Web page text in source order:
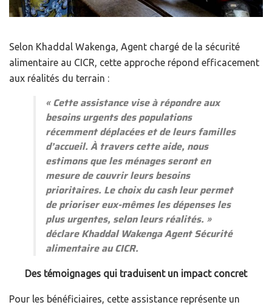
Selon Khaddal Wakenga, Agent chargé de la sécurité
alimentaire au CICR, cette approche répond efficacement
aux réalités du terrain :
«Cette assistance vise à répondre aux
besoins urgents des populations
récemment déplacées et de leurs familles
d’accueil. À travers cette aide, nous
estimons que les ménages seront en
mesure de couvrir leurs besoins
prioritaires. Le choix du cash leur permet
de prioriser eux-mêmes les dépenses les
plus urgentes, selon leurs réalités. »
déclare Khaddal Wakenga Agent Sécurité
alimentaire au CICR.
Des témoignages qui traduisent un impact concret
Pour les bénéficiaires, cette assistance représente un